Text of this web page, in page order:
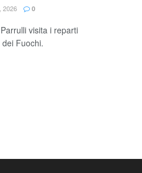
2026 0
visita i reparti
Fuochi.